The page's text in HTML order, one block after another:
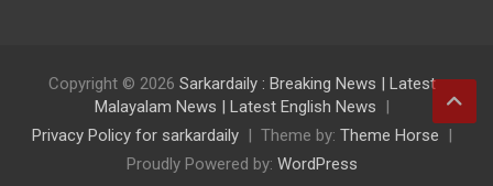
Copyright © 2026 Sarkardaily : Breaking News | Latest
Malayalam News | Latest English News
Privacy Policy for sarkardaily
Theme by: Theme Horse
Proudly Powered by: WordPress